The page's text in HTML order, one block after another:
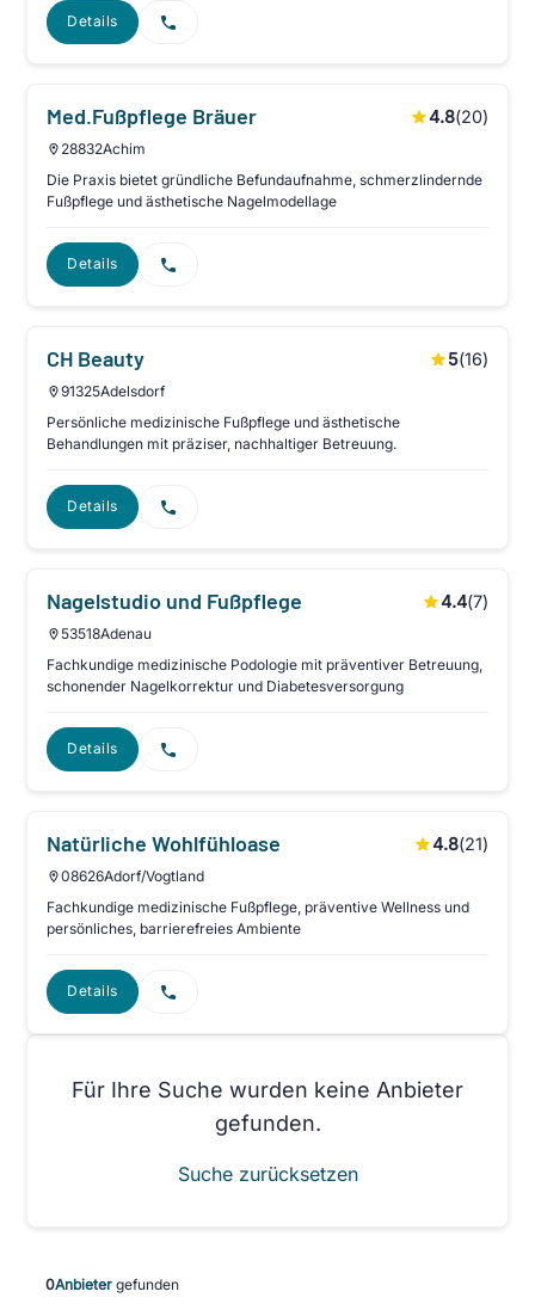
Details
Med.Fußpflege Bräuer 4.8(20)
28832Achim
Die Praxis bietet gründliche Befundaufnahme, schmerzlindernde
Fußpflege und ästhetische Nagelmodellage
Details
CH Beauty 5(16)
91325Adelsdorf
Persönliche medizinische Fußpflege und ästhetische
Behandlungen mit präziser, nachhaltiger Betreuung.
Details
Nagelstudio und Fußpflege 4.4(7)
53518Adenau
Fachkundige medizinische Podologie mit präventiver Betreuung,
schonender Nagelkorrektur und Diabetesversorgung
Details
Natürliche Wohlfühloase 4.8(21)
08626Adorf/Vogtland
Fachkundige medizinische Fußpflege, präventive Wellness und
persönliches, barrierefreies Ambiente
Details
Für Ihre Suche wurden keine Anbieter
gefunden.
Suche zurücksetzen
0Anbieter gefunden